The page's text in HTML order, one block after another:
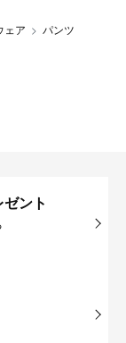
ェア
パンツ
ント